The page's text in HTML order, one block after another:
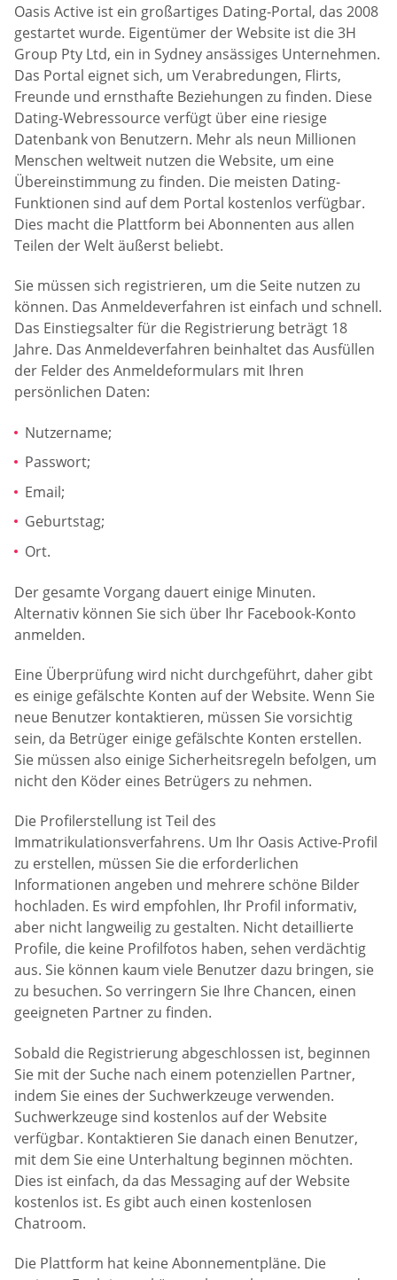
Oasis Active ist ein großartiges Dating-Portal, das 2008
gestartet wurde. Eigentümer der Website ist die 3H
Group Pty Ltd, ein in Sydney ansässiges Unternehmen.
Das Portal eignet sich, um Verabredungen, Flirts,
Freunde und ernsthafte Beziehungen zu finden. Diese
Dating-Webressource verfügt über eine riesige
Datenbank von Benutzern. Mehr als neun Millionen
Menschen weltweit nutzen die Website, um eine
Übereinstimmung zu finden. Die meisten Dating-
Funktionen sind auf dem Portal kostenlos verfügbar.
Dies macht die Plattform bei Abonnenten aus allen
Teilen der Welt äußerst beliebt.
Sie müssen sich registrieren, um die Seite nutzen zu
können. Das Anmeldeverfahren ist einfach und schnell.
Das Einstiegsalter für die Registrierung beträgt 18
Jahre. Das Anmeldeverfahren beinhaltet das Ausfüllen
der Felder des Anmeldeformulars mit Ihren
persönlichen Daten:
Nutzername;
Passwort;
Email;
Geburtstag;
Ort.
Der gesamte Vorgang dauert einige Minuten.
Alternativ können Sie sich über Ihr Facebook-Konto
anmelden.
Eine Überprüfung wird nicht durchgeführt, daher gibt
es einige gefälschte Konten auf der Website. Wenn Sie
neue Benutzer kontaktieren, müssen Sie vorsichtig
sein, da Betrüger einige gefälschte Konten erstellen.
Sie müssen also einige Sicherheitsregeln befolgen, um
nicht den Köder eines Betrügers zu nehmen.
Die Profilerstellung ist Teil des
Immatrikulationsverfahrens. Um Ihr Oasis Active-Profil
zu erstellen, müssen Sie die erforderlichen
Informationen angeben und mehrere schöne Bilder
hochladen. Es wird empfohlen, Ihr Profil informativ,
aber nicht langweilig zu gestalten. Nicht detaillierte
Profile, die keine Profilfotos haben, sehen verdächtig
aus. Sie können kaum viele Benutzer dazu bringen, sie
zu besuchen. So verringern Sie Ihre Chancen, einen
geeigneten Partner zu finden.
Sobald die Registrierung abgeschlossen ist, beginnen
Sie mit der Suche nach einem potenziellen Partner,
indem Sie eines der Suchwerkzeuge verwenden.
Suchwerkzeuge sind kostenlos auf der Website
verfügbar. Kontaktieren Sie danach einen Benutzer,
mit dem Sie eine Unterhaltung beginnen möchten.
Dies ist einfach, da das Messaging auf der Website
kostenlos ist. Es gibt auch einen kostenlosen
Chatroom.
Die Plattform hat keine Abonnementpläne. Die